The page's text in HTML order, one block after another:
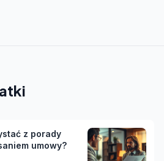
z porady
umowy?